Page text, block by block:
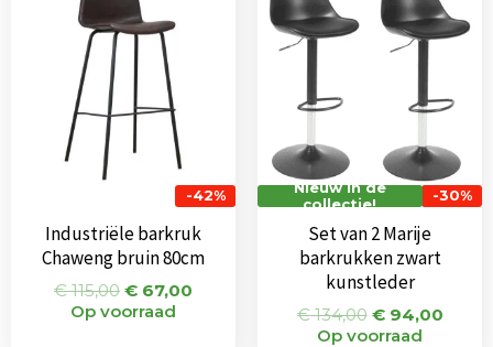
-42%
Industriële barkruk
Chaweng bruin 80cm
€115,00
was:
€ 115,00.
€ 67,00
Op voorraad
-30%
Nieuw in de
collectie!
Set van 2 Marije
barkrukken zwart
kunstleder
€134,00
was:
€ 134,00.
€94,00
is:
€
Op voorraad